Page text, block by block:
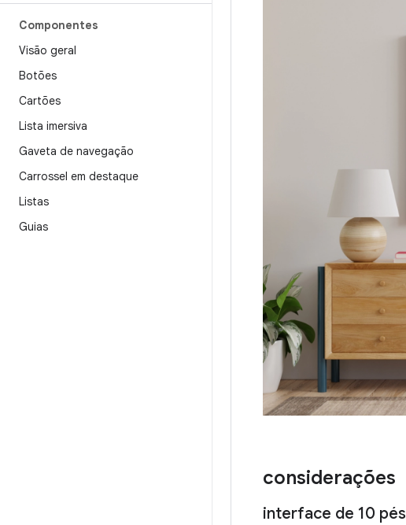
Componentes
Visão geral
Botões
Cartões
Lista imersiva
Gaveta de navegação
Carrossel em destaque
Listas
Guias
considerações
interface de 10 pés